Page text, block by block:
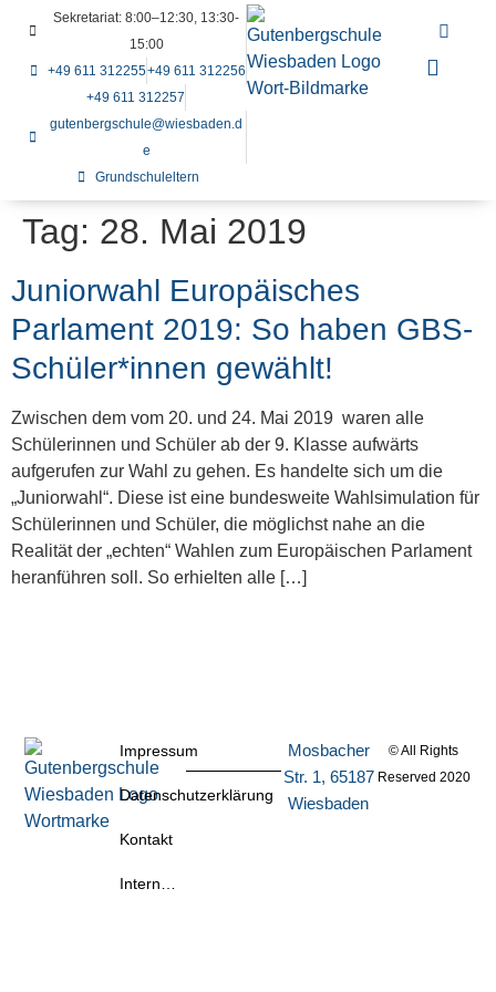
Sekretariat: 8:00–12:30, 13:30-
15:00
+49 611 312255+49 611 312256
+49 611 312257
gutenbergschule@wiesbaden.d
e
Grundschuleltern
Tag: 28. Mai 2019
Juniorwahl Europäisches
Parlament 2019: So haben GBS-
Schüler*innen gewählt!
Zwischen dem vom 20. und 24. Mai 2019 waren alle
Schülerinnen und Schüler ab der 9. Klasse aufwärts
aufgerufen zur Wahl zu gehen. Es handelte sich um die
„Juniorwahl“. Diese ist eine bundesweite Wahlsimulation für
Schülerinnen und Schüler, die möglichst nahe an die
Realität der „echten“ Wahlen zum Europäischen Parlament
heranführen soll. So erhielten alle […]
Impressum
Datenschutzerklärung
Kontakt
Intern…
Mosbacher
Str. 1, 65187
Wiesbaden
© All Rights
Reserved 2020